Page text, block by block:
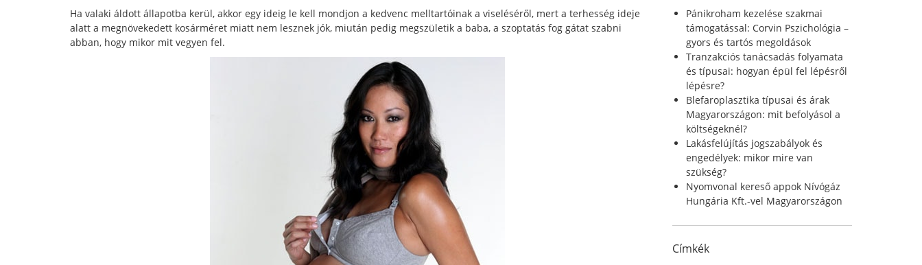
Ha valaki áldott állapotba kerül, akkor egy ideig le kell mondjon a kedvenc melltartóinak a viseléséről, mert a terhesség ideje
alatt a megnövekedett kosárméret miatt nem lesznek jók, miután pedig megszületik a baba, a szoptatás fog gátat szabni
abban, hogy mikor mit vegyen fel.
f
Pánikroham kezelése szakmai
támogatással: Corvin Pszichológia –
gyors és tartós megoldások
Tranzakciós tanácsadás folyamata
és típusai: hogyan épül fel lépésről
lépésre?
Blefaroplasztika típusai és árak
Magyarországon: mit befolyásol a
költségeknél?
Lakásfelújítás jogszabályok és
engedélyek: mikor mire van
szükség?
Nyomvonal kereső appok Nívógáz
Hungária Kft.-vel Magyarországon
Címkék